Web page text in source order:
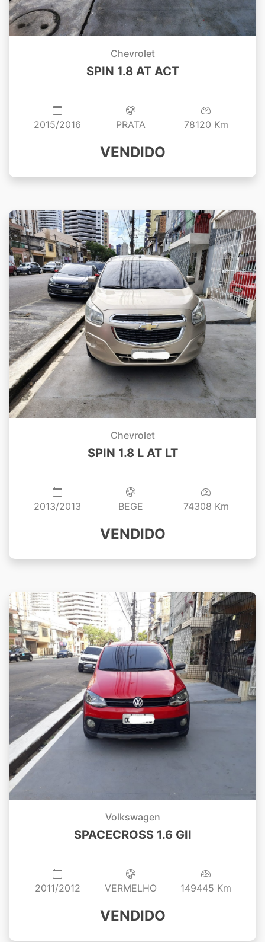
Chevrolet
SPIN 1.8 AT ACT
2015/2016 PRATA 78120 Km
VENDIDO
Chevrolet
SPIN 1.8 L AT LT
2013/2013 BEGE 74308 Km
VENDIDO
Volkswagen
SPACECROSS 1.6 GII
2011/2012 VERMELHO 149445 Km
VENDIDO